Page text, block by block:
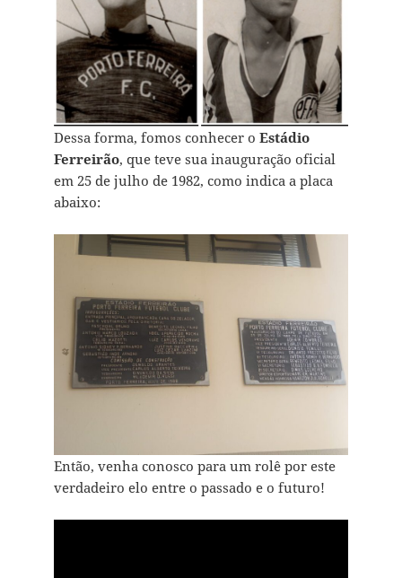
Dessa forma, fomos conhecer o Estádio
Ferreirão, que teve sua inauguração oficial
em 25 de julho de 1982, como indica a placa
abaixo:
Então, venha conosco para um rolê por este
verdadeiro elo entre o passado e o futuro!